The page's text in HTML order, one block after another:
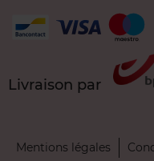
Livraison par
Mentions légales